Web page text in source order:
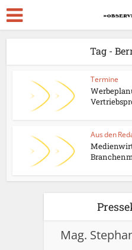
Tag -
Termine
Aus den
Mag.